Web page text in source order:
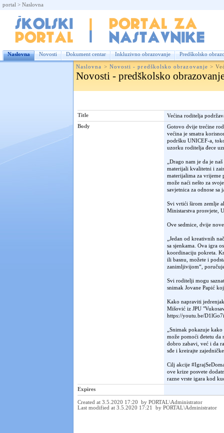
portal > Naslovna
Naslovna Novosti Dokument centar Inkluzivno obrazovanje Predškolsko
Naslovna > Novosti - predškolsko obrazovanje >
Novosti - predškolsko
Title
Većina roditelja
Body
Gotovo dvije trećine
većina je smatra
podršku UNICEF-a,
uzorku roditelja đece
„Drago nam je da je
materijali kvalitetni i
materijalima za vrijeme
može naći nešto za
savjetnica za odnose sa
Svi vrtići širom zemlje
Ministarstva prosvjete,
Ove sedmice, dvije
„Jedan od kreativnih
sa sjenkama. Ova igra
koordinaciju pokreta.
ili basnu, možete i
zanimljivijom“,
Svi roditelji mogu
snimak Jovane Papić
Kako napraviti
Mišović iz JPU
https://youtu.be/
„Snimak pokazuje
može pomoći đetetu da
dobro zabavi, već i da
sđe i kreirajte
Cilj akcije
ove krize posvete
razne vrste igara kod
Expires
Created at 3.5.2020 17:20 by PORTAL\Administrator
Last modified at 3.5.2020 17:21 by PORTAL\Administrator